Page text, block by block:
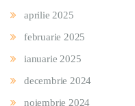
aprilie 2025
februarie 2025
ianuarie 2025
decembrie 2024
noiembrie 2024